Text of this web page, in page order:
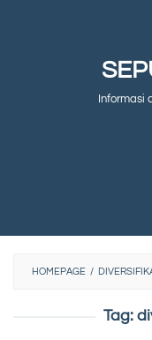
Informasi
HOMEPAGE /
Tag: